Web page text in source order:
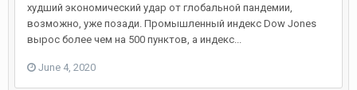
худший экономический удар от глобальной пандемии,
возможно, уже позади. Промышленный индекс Dow Jones
вырос более чем на 500 пунктов, а индекс...
June 4, 2020